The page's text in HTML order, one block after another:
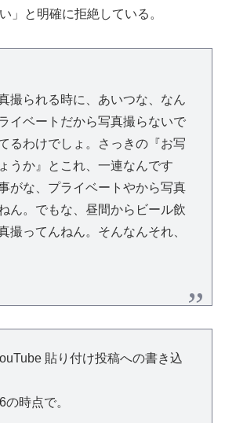
」と明確に拒絶している。
撮られる時に、あいつな、なん
イベートだから写真撮らないで
るわけでしょ。さっきの『お写
うか』とこれ、一連なんです
がな、プライベートやから写真
ん。でもな、昼間からビール飲
撮ってんねん。そんなんそれ、
貼り付け投稿への書き込
時点で。